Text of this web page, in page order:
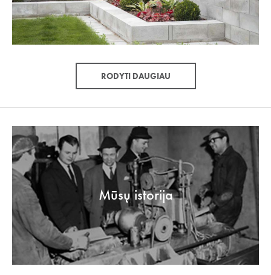
RODYTI DAUGIAU
Mūsų istorija